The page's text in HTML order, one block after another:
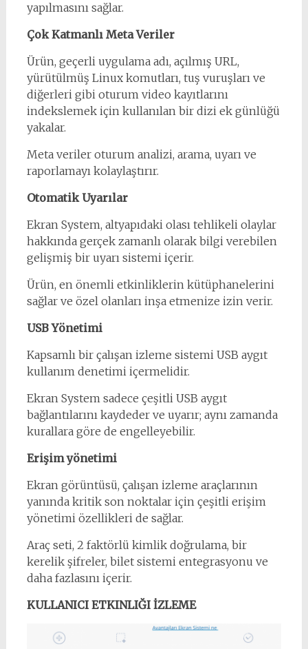
yapılmasını sağlar.
Çok Katmanlı Meta Veriler
Ürün, geçerli uygulama adı, açılmış URL,
yürütülmüş Linux komutları, tuş vuruşları ve
diğerleri gibi oturum video kayıtlarını
indekslemek için kullanılan bir dizi ek günlüğü
yakalar.
Meta veriler oturum analizi, arama, uyarı ve
raporlamayı kolaylaştırır.
Otomatik Uyarılar
Ekran System, altyapıdaki olası tehlikeli olaylar
hakkında gerçek zamanlı olarak bilgi verebilen
gelişmiş bir uyarı sistemi içerir.
Ürün, en önemli etkinliklerin kütüphanelerini
sağlar ve özel olanları inşa etmenize izin verir.
USB Yönetimi
Kapsamlı bir çalışan izleme sistemi USB aygıt
kullanım denetimi içermelidir.
Ekran System sadece çeşitli USB aygıt
bağlantılarını kaydeder ve uyarır; aynı zamanda
kurallara göre de engelleyebilir.
Erişim yönetimi
Ekran görüntüsü, çalışan izleme araçlarının
yanında kritik son noktalar için çeşitli erişim
yönetimi özellikleri de sağlar.
Araç seti, 2 faktörlü kimlik doğrulama, bir
kerelik şifreler, bilet sistemi entegrasyonu ve
daha fazlasını içerir.
KULLANICI ETKINLIĞI İZLEME